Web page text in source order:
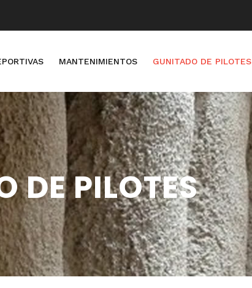
MANTENIMIENTOS GUNITADO DE PILOTES
DE PILOTES